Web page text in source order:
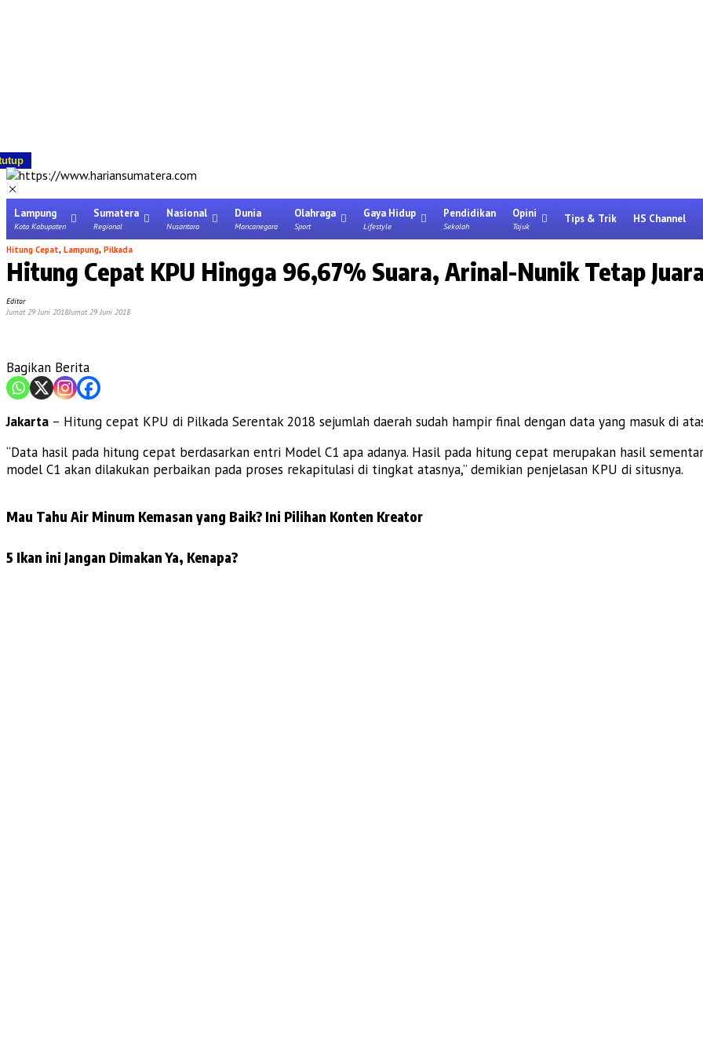
Lampung
Kota Kabupaten
Sumatera
Regional
Nasional
Nusantara
Dunia
Mancanegara
Olahraga
Sport
Gaya Hidup
Lifestyle
Pendidikan
Sekolah
Opini
Tajuk
Tips & Trik HS Channel
Hitung Cepat, Lampung, Pilkada
Hitung Cepat KPU Hingga 96,67% Suara, Arinal-Nunik Tetap
Editor
Jumat 29 Juni 2018Jumat 29 Juni 2018
Bagikan Berita
Jakarta – Hitung cepat KPU di Pilkada Serentak 2018 sejumlah daerah sudah hampir final dengan data yang masuk di
“Data hasil pada hitung cepat berdasarkan entri Model C1 apa adanya. Hasil pada hitung cepat merupakan hasil
model C1 akan dilakukan perbaikan pada proses rekapitulasi di tingkat atasnya,” demikian penjelasan KPU di situsnya.
Mau Tahu Air Minum Kemasan yang Baik? Ini Pilihan Konten Kreator
5 Ikan ini Jangan Dimakan Ya, Kenapa?